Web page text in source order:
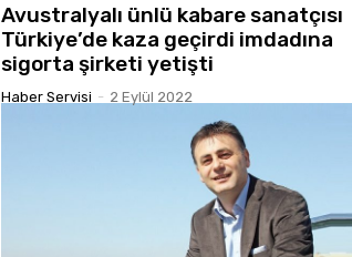
Avustralyalı ünlü kabare sanatçısı
Türkiye’de kaza geçirdi imdadına
sigorta şirketi yetişti
Haber Servisi - 2 Eylül 2022